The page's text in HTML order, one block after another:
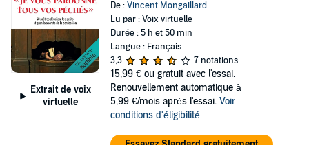
Extrait de voix
virtuelle
De :Vincent Mongaillard
Lu par : Voix virtuelle
Durée : 5 h et 50 min
Langue : Français
3,3
7 notations
15,99 € ou gratuit avec l'essai.
Renouvellement automatique à
5,99 €/mois après l'essai. Voir
conditions d'éligibilité